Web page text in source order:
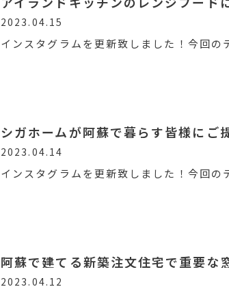
2023.04.15
インスタグラムを更新致しました！今回
シガホームが阿蘇で暮らす皆様に
2023.04.14
インスタグラムを更新致しました！今回
阿蘇で建てる新築注文住宅で重要
2023.04.12